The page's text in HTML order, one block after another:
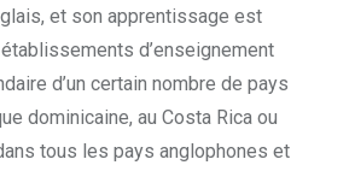
et son apprentissage est
d’enseignement
d’un certain nombre de pays
dominicaine, au Costa Rica ou
tous les pays anglophones et